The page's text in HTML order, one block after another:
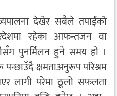
देखेर सबैले तपाईंको
रहेका आफन्तजन वा
पुनर्मिलन हुने समय हो ।
क्षमताअनुरूप परिश्रम
भएर लागी परेमा ठूलो सफलता